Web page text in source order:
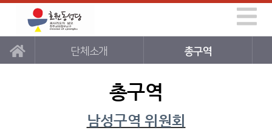
단체소개 총구역
총구역
남성구역 위원회